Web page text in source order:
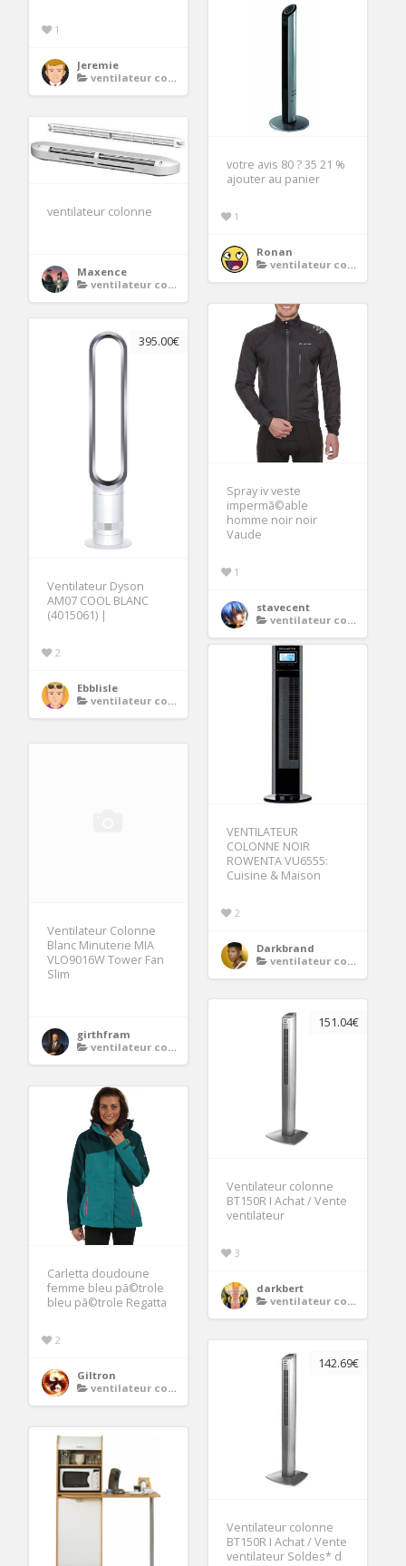
1
Jeremie
ventilateur colonne
votre avis 80 ? 35 21 %
ajouter au panier
1
Ronan
ventilateur colonne
ventilateur colonne
Maxence
ventilateur colonne
Spray iv veste
impermã©able
homme noir noir
Vaude
1
stavecent
ventilateur colonne
395.00€
Ventilateur Dyson
AM07 COOL BLANC
(4015061) |
2
Ebblisle
ventilateur colonne
VENTILATEUR
COLONNE NOIR
ROWENTA VU6555:
Cuisine & Maison
2
Darkbrand
ventilateur colonne
Ventilateur Colonne
Blanc Minuterie MIA
VLO9016W Tower Fan
Slim
girthfram
ventilateur colonne
151.04€
Ventilateur colonne
BT150R I Achat / Vente
ventilateur
3
darkbert
ventilateur colonne
Carletta doudoune
femme bleu pã©trole
bleu pã©trole Regatta
2
Giltron
ventilateur colonne
142.69€
Ventilateur colonne
BT150R I Achat / Vente
ventilateur Soldes* d